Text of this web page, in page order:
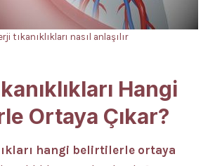
tıkanıklıkları nasıl anlaşılır
Hangi
Ortaya Çıkar?
hangi belirtilerle ortaya